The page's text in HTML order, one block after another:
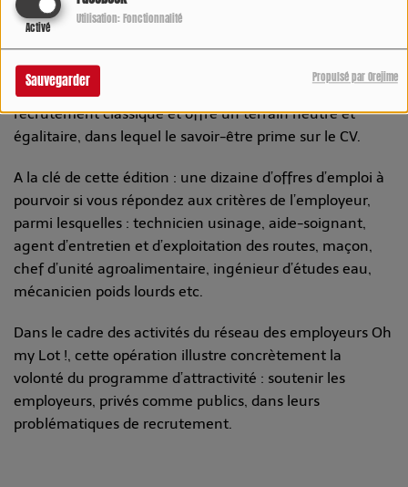
Activé
Utilisation: Fonctionnalité
Sauvegarder Propulsé par Orejime
frustrations.
Accessible à tous, l’escape game constitue un excellent
brise-glace et crée un cadre propice aux rencontres
entre recruteurs et candidats. Il bouscule les codes du
recrutement classique et offre un terrain neutre et
égalitaire, dans lequel le savoir-être prime sur le CV.
A la clé de cette édition : une dizaine d’offres d’emploi à
pourvoir si vous répondez aux critères de l’employeur,
parmi lesquelles : technicien usinage, aide-soignant,
agent d’entretien et d’exploitation des routes, maçon,
chef d’unité agroalimentaire, ingénieur d’études eau,
mécanicien poids lourds etc.
Dans le cadre des activités du réseau des employeurs Oh
my Lot !, cette opération illustre concrètement la
volonté du programme d’attractivité : soutenir les
employeurs, privés comme publics, dans leurs
problématiques de recrutement.